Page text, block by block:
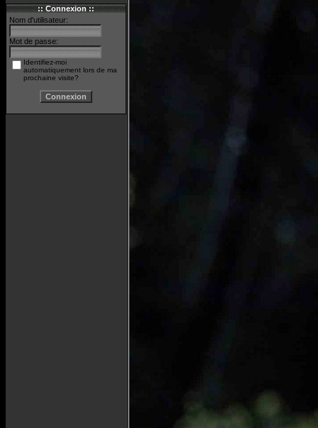
:: Connexion ::
Nom d'utilisateur:
Mot de passe:
Identifiez-moi
automatiquement lors de ma
prochaine visite?